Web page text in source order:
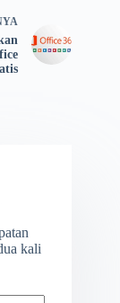
kali